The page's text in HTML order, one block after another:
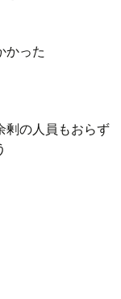
かった
の人員もおらず